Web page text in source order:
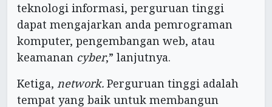
teknologi informasi, perguruan tinggi
dapat mengajarkan anda pemrograman
komputer, pengembangan web, atau
keamanan cyber,” lanjutnya.
Ketiga, network. Perguruan tinggi adalah
tempat yang baik untuk membangun